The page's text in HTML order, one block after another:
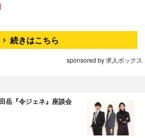
続きはこちら
sponsored by 求人ボックス
岳『令ジェネ』座談会